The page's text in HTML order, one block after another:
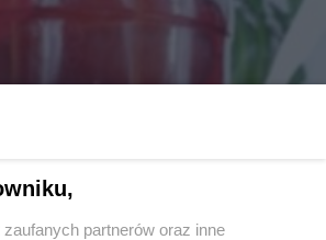
partnerów oraz inne